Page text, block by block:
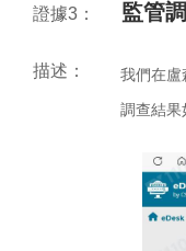
證據3： 監管
描述：
我們在盧
調查結果